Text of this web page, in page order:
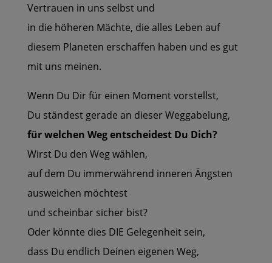
Vertrauen in uns selbst und
in die höheren Mächte, die alles Leben auf
diesem Planeten erschaffen haben und es gut
mit uns meinen.
Wenn Du Dir für einen Moment vorstellst,
Du ständest gerade an dieser Weggabelung,
für welchen Weg entscheidest Du Dich?
Wirst Du den Weg wählen,
auf dem Du immerwährend inneren Ängsten
ausweichen möchtest
und scheinbar sicher bist?
Oder könnte dies DIE Gelegenheit sein,
dass Du endlich Deinen eigenen Weg,